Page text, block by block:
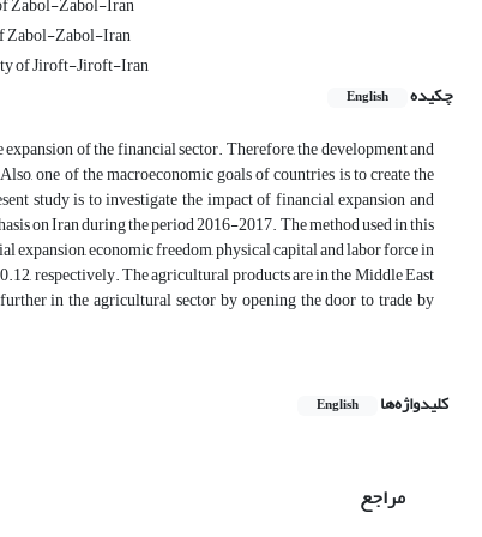
Zabol-Zabol-Iran
of Jiroft-Jiroft-Iran
چکیده
English
of the financial sector. Therefore, the development and
one of the macroeconomic goals of countries is to create the
study is to investigate the impact of financial expansion and
on Iran during the period 2016-2017. The method used in this
expansion, economic freedom, physical capital and labor force in
respectively. The agricultural products are in the Middle East
in the agricultural sector by opening the door to trade by
کلیدواژه‌ها English
مراجع